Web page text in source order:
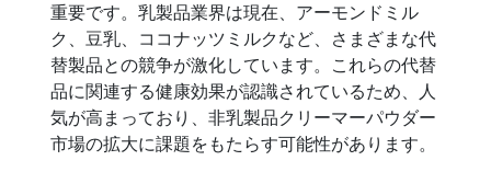
重要です。乳製品業界は現在、アーモンドミル
ク、豆乳、ココナッツミルクなど、さまざまな代
替製品との競争が激化しています。これらの代替
品に関連する健康効果が認識されているため、人
気が高まっており、非乳製品クリーマーパウダー
市場の拡大に課題をもたらす可能性があります。